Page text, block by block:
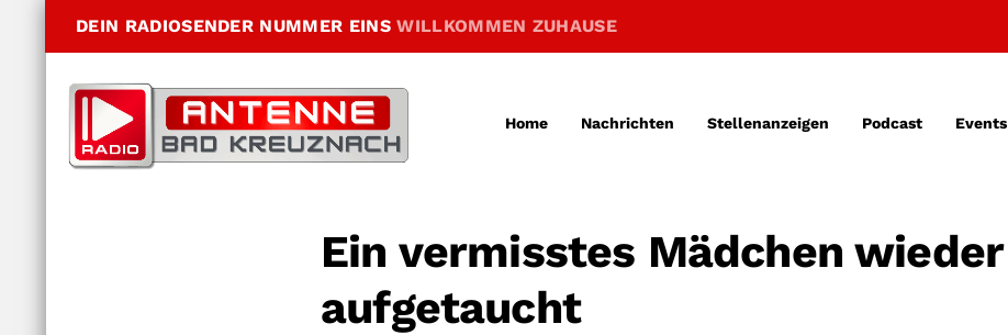
DEIN RADIOSENDER NUMMER EINSWILLKOMMEN ZUHAUSE
Home Nachrichten Stellenanzeigen Podcast Events
Ein vermisstes Mädchen wieder
aufgetaucht